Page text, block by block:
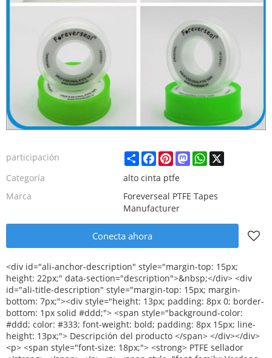
participación ShareFacebook
PinterestMastodonWhatsApp
X
Categoría
alto cinta ptfe
Marca
Foreverseal PTFE Tapes
Manufacturer
Conecta ahora
<div id="ali-anchor-description" style="margin-top: 15px; height: 22px;" data-section="description">&nbsp;</div> <div id="ali-title-description" style="margin-top: 15px; margin-bottom: 7px;"><div style="height: 13px; padding: 8px 0; border-bottom: 1px solid #ddd;"> <span style="background-color: #ddd; color: #333; font-weight: bold; padding: 8px 15px; line-height: 13px;"> Descripción del producto </span> </div></div> <p> <span style="font-size: 18px;"> <strong> PTFE sellador </strong> </span> </p> <p> <span style="font-family: Verdana, Arial, Helvetica, sans-serif; font-size: 14px;"> Alta cinta de PTFE </span> </p> <p> <span style="font-size: 14px;"> <a> <span style="font-family: Arial;"> Alta densidad de hilos de PTFE cinta de sellado </span> </a> <span style="font-family: Arial;"> Para su uso en sistemas de alta presión </span> <span> , Para fines especiales. </span> </span> </p> <p>&nbsp;</p> <table class="aliDataTable" style="width: 426.1pt; font-family: Verdana, Arial, Helvetica, sans-serif;"><tbody> <tr align="left"> <td style="width: 167.7pt;" rowspan="5" valign="center"><p> <strong> <span style="font-family: Arial; font-size: 12pt;"> Pliego de condiciones: </span> </strong> </p></td> <td style="width: 258.4pt;" valign="top"><p> <span style="font-family: Arial; font-size: 12pt;"> Ancho: </span> <span style="font-family: Arial; font-size: 12pt;"> 12mm 19mm 25mm </span> </p></td> </tr> <tr align="left"><td style="width: 258.4pt;" valign="top"><p> <span style="font-family: Arial; font-size: 12pt;"> Espesor: </span> <span style="font-family: Arial; font-size: 12pt;"> 0.075mm 0.1mm </span> </p></td></tr> <tr align="left"><td style="width: 258.4pt;" valign="top"><p> <span style="font-family: Arial; font-size: 12pt;"> Longitud: </span> <span style="font-family: Arial; font-size: 12pt;"> 8 M-50 m </span> </p></td></tr> <tr align="left"><td style="width: 258.4pt;" valign="top"><p> <span style="font-family: Arial; font-size: 12pt;"> Densidad: </span> <span style="font-family: Arial; font-size: 12pt;"> 0.8g/cm3 -- 1.8g/cm3 </span> </p></td></tr> <tr align="left"><td style="width: 258.4pt;" valign="top"><p> <span style="font-family: Arial; font-size: 12pt;"> De acuerdo a las peticiones del cliente </span> </p></td></tr> <tr align="left"> <td style="width: 167.7pt;" valign="top"><p> <strong> <span style="font-family: Arial; font-size: 12pt;"> Color: </span> </strong> </p></td> <td style="width: 258.4pt;" valign="top"><p> <span style="font-size: 15.55px;"> Azul </span> </p></td> </tr> <tr align="left"> <td style="width: 167.7pt;" valign="top"><p> <strong> <span style="font-family: Arial; font-size: 12pt;"> Entrega: </span> </strong> </p></td> <td style="width: 258.4pt;" valign="top"><p> <span style="font-family: Arial; font-size: 12pt;"> 30 días después de recibir pago por adelantado del 30% </span> </p></td> </tr> <tr align="left"> <td style="width: 167.7pt;" rowspan="4" valign="center"><p> <strong> <span style="font-family: Arial; font-size: 12pt;"> Detalles del embalaje: </span> </strong> </p></td> <td style="width: 258.4pt;" valign="top"><p> <span style="font-family: Arial; font-size: 12pt;"> 1.10 unids/contracción o 10 unids/caja </span> </p></td> </tr> <tr align="left"><td style="width: 258.4pt;" valign="top"><p> <span style="font-family: Arial; font-size: 12pt;"> 2. innerbox: 48 unids/caja o 100 unids/caja o 250 unids/caja </span> </p></td></tr> <tr align="left"><td style="width: 258.4pt;" valign="top"><p> <span style="font-family: Arial; font-size: 12pt;"> 3. Outer cartón: 500 unids/ctn o 1000 unids/ctn </span> </p></td></tr> <tr align="left"><td style="width: 258.4pt;" valign="top"><p> <span style="font-family: Arial; font-size: 12pt;"> De acuerdo a las peticiones del cliente </span> </p></td></tr> <tr align="left"> <td style="width: 167.7pt;" valign="top"><p> <strong> <span style="font-family: Arial; font-size: 12pt;"> Puerto:: </span> </strong> </p></td> <td style="width: 258.4pt;" valign="top"><p> <span style="font-size: 12pt;"> Shanghai/ningbo </span> </p></td> </tr> </tbody></table> <p>&nbsp;</p> <p><img src="http://i03.i.aliimg.com/simg/single/icon/placeholder_100x100.png" data-src="http://g01.s.alicdn.com/kf/HT1ItoIFMpXXXagOFbXH/200307087/HT1ItoIFMpXXXagOFbXH.jpg" data-alt="Ptfe sellador para accesorios de tubería de 12 mm Ptfe cinta de sellado" ori-width="600" ori-height="600" /> <noscript><img src="http://g01.s.alicdn.com/kf/HT1ItoIFMpXXXagOFbXH/200307087/HT1ItoIFMpXXXagOFbXH.jpg" alt="Ptfe sellador para accesorios de tubería de 12 mm Ptfe cinta de sellado" ori-width="600" ori-height="600"></noscript> <img src="http://i03.i.aliimg.com/simg/single/icon/placeholder_100x100.png" data-src="http://g04.s.alicdn.com/kf/HT1u2bFFUXdXXagOFbXo/200307087/HT1u2bFFUXdXXagOFbXo.jpg" data-alt="Ptfe sellador para accesorios de tubería de 12 mm Ptfe cinta de sellado" ori-width="600" ori-height="600" /> <noscript><img src="http://g04.s.alicdn.com/kf/HT1u2bFFUXdXXagOFbXo/200307087/HT1u2bFFUXdXXagOFbXo.jpg" alt="Ptfe sellador para accesorios de tubería de 12 mm Ptfe cinta de sellado" ori-width="600" ori-height="600"></noscript> </p> <p>&nbsp;</p> <p><img src="http://i03.i.aliimg.com/simg/single/icon/placeholder_100x100.png" data-src="http://g04.s.alicdn.com/kf/HT16xoAFTlaXXagOFbXD/200307087/HT16xoAFTlaXXagOFbXD.jpg" data-alt="Ptfe sellador para accesorios de tubería de 12 mm Ptfe cinta de sellado" ori-width="600" ori-height="600" /> <noscript><img src="http://g04.s.alicdn.com/kf/HT16xoAFTlaXXagOFbXD/200307087/HT16xoAFTlaXXagOFbXD.jpg" alt="Ptfe sellador para accesorios de tubería de 12 mm Ptfe cinta de sellado" ori-width="600" ori-height="600"></noscript> </p> <div id="ali-anchor-packaging" style="margin-top: 15px; height: 22px;" data-section="packaging">&nbsp;</div> <div id="ali-title-packaging" style="margin-top: 15px; margin-bottom: 7px;"><div style="height: 13px; padding: 8px 0; border-bottom: 1px solid #ddd;"> <span style="background-color: #ddd; color: #333; font-weight: bold; padding: 8px 15px; line-height: 13px;"> Embalaje y envío </span> </div></div> <p><img src="http://i03.i.aliimg.com/simg/single/icon/placeholder_100x100.png" data-src="http://i01.i.aliimg.com/img/pb/194/273/806/806273194_555.jpg" data-alt="Ptfe sellador para accesorios de tubería de 12 mm Ptfe cinta de sellado" width="600" height="600" ori-width="600" ori-height="600" /> <noscript><img src="http://i01.i.aliimg.com/img/pb/194/273/806/806273194_555.jpg" alt="Ptfe sellador para accesorios de tubería de 12 mm Ptfe cinta de sellado" width="600" height="600" ori-width="600" ori-height="600"></noscript> </p> <div id="ali-anchor-companyInfo" style="margin-top: 15px; height: 22px;" data-section="companyInfo">&nbsp;</div> <div id="ali-title-companyInfo" style="margin-top: 15px; margin-bottom: 7px;"><div style="height: 13px; padding: 8px 0; border-bottom: 1px solid #ddd;"> <span style="background-color: #ddd; color: #333; font-weight: bold; padding: 8px 15px; line-height: 13px;"> Información de la empresa </span> </div></div> <p>&nbsp;</p> <p><img src="http://i03.i.aliimg.com/simg/single/icon/placeholder_100x100.png" data-src="http://i01.i.aliimg.com/img/pb/888/412/068/1068412888_245.jpg" data-alt="Ptfe sellador para accesorios de tubería de 12 mm Ptfe cinta de sellado" ori-width="600" ori-height="600" /> <noscript><img src="http://i01.i.aliimg.com/img/pb/888/412/068/1068412888_245.jpg" alt="Ptfe sellador para accesorios de tubería de 12 mm Ptfe cinta de sellado" ori-width="600" ori-height="600"></noscript> </p> <p>&nbsp;</p> <p><img src="http://i03.i.aliimg.com/simg/single/icon/placeholder_100x100.png" data-src="http://i01.i.aliimg.com/img/pb/603/797/066/1066797603_518.jpg" data-alt="Ptfe sellador para accesorios de tubería de 12 mm Ptfe cinta de sellado" ori-width="600" ori-height="600" /> <noscript><img src="http://i01.i.aliimg.com/img/pb/603/797/066/1066797603_518.jpg" alt="Ptfe sellador para accesorios de tubería de 12 mm Ptfe cinta de sellado" ori-width="600" ori-height="600"></noscript> </p> <p>&nbsp;</p> <p> <strong> <span style="font-size: 16px;"> <span style="background-color: #b8b8b8;"> <span style="background-color: #ffffff;"> <span style="text-decoration: underline;"> Certificación </span> </span> </span> </span> </strong> </p> <p><img src="http://i03.i.aliimg.com/simg/single/icon/placeholder_100x100.png" data-src="http://i00.i.aliimg.com/img/pb/567/436/972/972436567_933.jpg" width="600" height="200" ori-width="600" ori-height="200" /> <noscript><img src="http://i00.i.aliimg.com/img/pb/567/436/972/972436567_933.jpg" width="600" height="200" ori-width="600" ori-height="200"></noscript> </p> <div id="ali-anchor-faq" style="margin-top: 15px; height: 22px;" data-section="faq">&nbsp;</div> <div id="ali-title-faq" style="margin-top: 15px; margin-bottom: 7px;"><div style="height: 13px; padding: 8px 0; border-bottom: 1px solid #ddd;"> <span style="background-color: #ddd; color: #333; font-weight: bold; padding: 8px 15px; line-height: 13px;"> FAQ </span> </div></div> <p>&nbsp;</p> <table class="aliDataTable" style="width: 426.1pt;"><tbody> <tr align="left"><td style="width: 426.1pt;" valign="top"><p> <span style="font-size: 14px;"> Cliente: ¿ Qué <span style="font-family: 'Times New Roman';"> &#39; </span> S cantidad mínima de un pedido de sus productos? </span> </p></td></tr> <tr align="left"><td valign="top"><p> <span style="color: #3366ff; font-size: 14px;"> Foreverseal: 50000 unids </span> </p></td></tr> <tr align="left"><td valign="top">&nbsp;</td></tr> <tr align="left"><td valign="top"><p> <span style="font-size: 14px;"> Cliente: ¿ Usted acepta oem? </span> </p></td></tr> <tr align="left"><td valign="top"><p> <span style="color: #3366ff; font-size: 14px;"> Foreverseal: sí, podríamos imprimir su logotipo en el carr